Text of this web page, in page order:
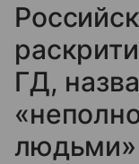
ГД,
людьми»